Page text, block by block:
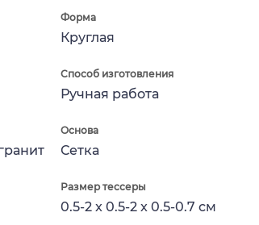
Форма
Круглая
Способ изготовления
Ручная работа
Основа
Сетка
Размер тессеры
0.5-2 x 0.5-2 x 0.5-0.7 см